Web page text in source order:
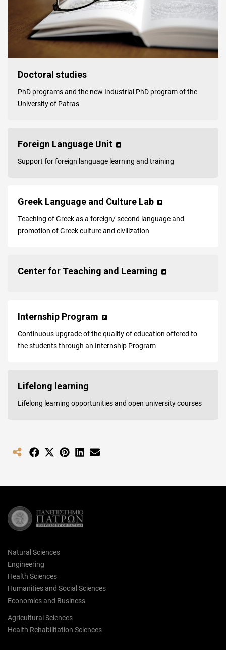
Doctoral studies
PhD programs and the new Industrial PhD program of the
University of Patras
Foreign Language Unit
Support for foreign language learning and training
Greek Language and Culture Lab
Τeaching of Greek as a foreign/ second language and
promotion of Greek culture and civilization
Center for Teaching and Learning
Internship Program
Continuous upgrade of the quality of education offered to
the students through an Internship Program
Lifelong learning
Lifelong learning opportunities and open university courses
Share Share
(Twitter)
Share Share
Natural Sciences
Engineering
Health Sciences
Humanities and Social Sciences
Economics and Business
Agricultural Sciences
Health Rehabilitation Sciences